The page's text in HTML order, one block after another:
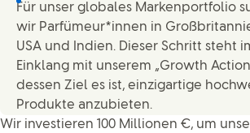
Für unser globales Markenportfolio
wir Parfümeur*innen in
USA und Indien. Dieser Schritt steht
Einklang mit unserem „Growth Action
dessen Ziel es ist, einzigartige
Produkte anzubieten.
Wir investieren 100 Millionen €, um